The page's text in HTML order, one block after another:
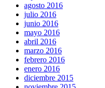
agosto 2016
julio 2016
junio 2016
mayo 2016
abril 2016
marzo 2016
febrero 2016
enero 2016
diciembre 2015